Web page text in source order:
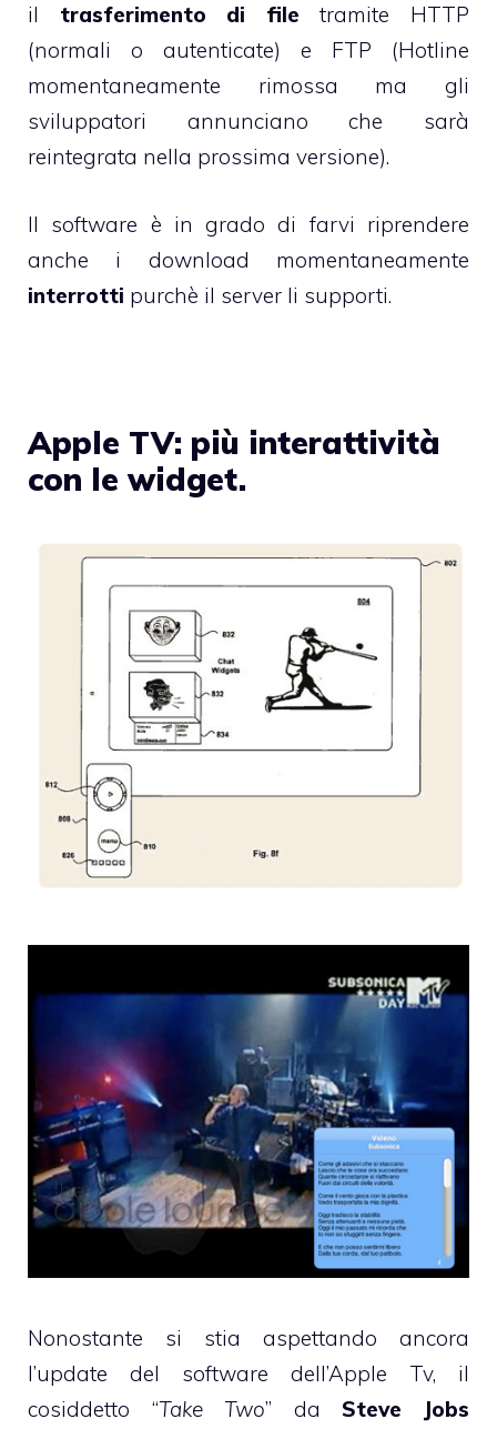
il trasferimento di filetramite HTTP
(normali o autenticate) e FTP (Hotline
momentaneamente rimossa ma gli
sviluppatori annunciano che sarà
reintegrata nella prossima versione).
Il software è in grado di farvi riprendere
anche i download momentaneamente
interrotti purchè il server li supporti.
Apple TV: più interattività
con le widget.
Nonostante si stia aspettando ancora
l’update del software dell’Apple Tv, il
cosiddetto “Take Two” daSteve Jobs